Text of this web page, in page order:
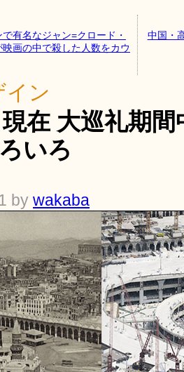
有名なジャン=クロード・
画の中で殺した人数をカウ
中国・
イン
在 大巡礼期
いろ
by wakaba